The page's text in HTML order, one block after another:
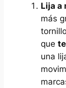
Lija a
más
que
una